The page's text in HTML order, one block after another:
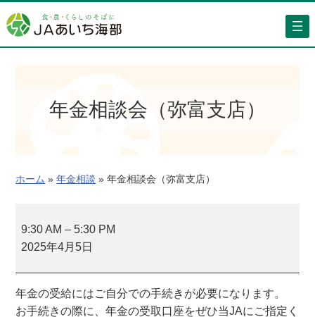
容
を
年金相談会（弥富支店）
ホーム » 年金相談 » 年金相談会（弥富支店）
金
相
（
9:30 AM –5:30 PM
2025年4月5日
年金の受給にはご自分での手続きが必要になります。
お手続きの際に、年金の受取口座をぜひ当JAにご指定く